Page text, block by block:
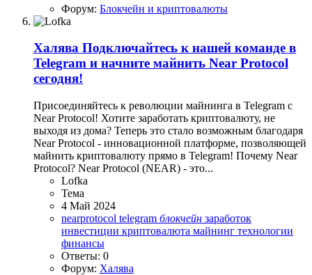
Форум: Блокчейн и криптовалюты
Халява Подключайтесь к нашей команде в
Telegram и начните майнить Near Protocol
сегодня!
Присоединяйтесь к революции майнинга в Telegram с
Near Protocol! Хотите заработать криптовалюту, не
выходя из дома? Теперь это стало возможным благодаря
Near Protocol - инновационной платформе, позволяющей
майнить криптовалюту прямо в Telegram! Почему Near
Protocol? Near Protocol (NEAR) - это...
Lofka
Тема
4 Май 2024
nearprotocol telegram блокчейн заработок
инвестиции криптовалюта майнинг технологии
финансы
Ответы: 0
Форум: Халява